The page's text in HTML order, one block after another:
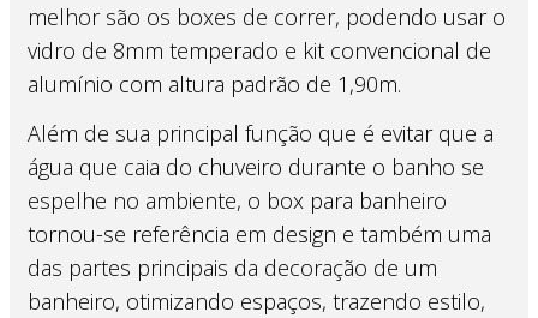
melhor são os boxes de correr, podendo usar o
vidro de 8mm temperado e kit convencional de
alumínio com altura padrão de 1,90m.
Além de sua principal função que é evitar que a
água que caia do chuveiro durante o banho se
espelhe no ambiente, o box para banheiro
tornou-se referência em design e também uma
das partes principais da decoração de um
banheiro, otimizando espaços, trazendo estilo,